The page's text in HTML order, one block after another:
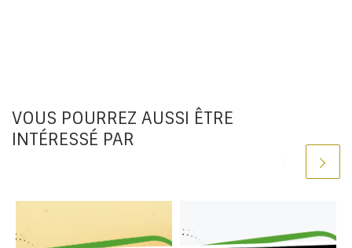
VOUS POURREZ AUSSI ÊTRE
INTÉRESSÉ PAR